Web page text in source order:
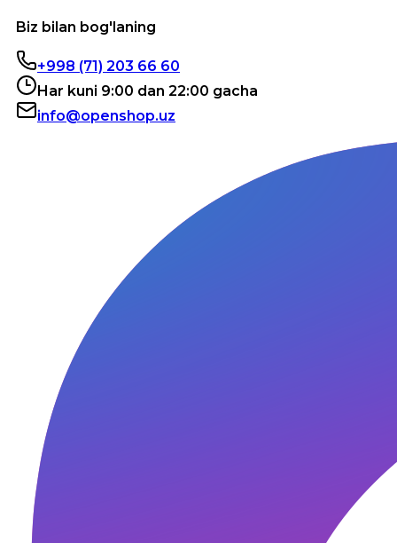
Biz bilan bog'laning
+998 (71) 203 66 60
Har kuni 9:00 dan 22:00 gacha
info@openshop.uz